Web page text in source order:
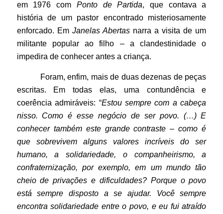
em 1976 com Ponto de Partida, que contava a
história de um pastor encontrado misteriosamente
enforcado. Em Janelas Abertasnarra a visita de um
militante popular ao filho – a clandestinidade o
impedira de conhecer antes a criança.
Foram, enfim, mais de duas dezenas de peças
escritas. Em todas elas, uma contundência e
coerência admiráveis: “Estou sempre com a cabeça
nisso. Como é esse negócio de ser povo. (…) E
conhecer também este grande contraste – como é
que sobrevivem alguns valores incríveis do ser
humano, a solidariedade, o companheirismo, a
confraternização, por exemplo, em um mundo tão
cheio de privações e dificuldades? Porque o povo
está sempre disposto a se ajudar. Você sempre
encontra solidariedade entre o povo, e eu fui atraído